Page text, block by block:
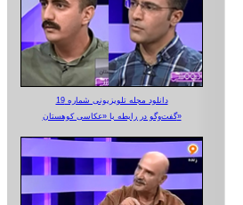
دانلود مجله تلویزیونی شماره 19
گفت‌وگو در رابطه با «عکاسی کوهستان»